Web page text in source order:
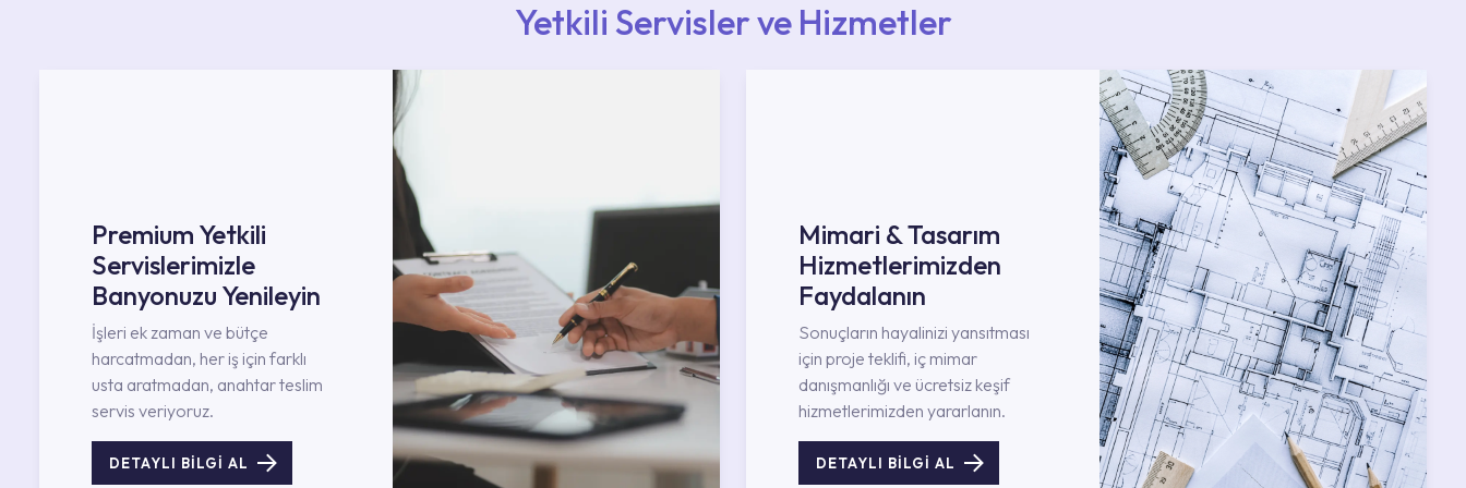
Yetkili Servisler ve Hizmetler
Premium Yetkili
Servislerimizle
Banyonuzu Yenileyin
İşleri ek zaman ve bütçe
harcatmadan, her iş için farklı
usta aratmadan, anahtar teslim
servis veriyoruz.
DETAYLI BİLGİ AL
Mimari & Tasarım
Hizmetlerimizden
Faydalanın
Sonuçların hayalinizi yansıtması
için proje teklifi, iç mimar
danışmanlığı ve ücretsiz keşif
hizmetlerimizden yararlanın.
DETAYLI BİLGİ AL